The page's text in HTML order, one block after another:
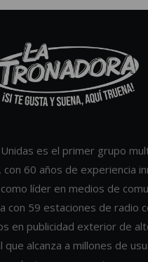
es el primer grupo
con 60 años de experiencia
líder en medios de
con 59 estaciones de radio
en publicidad exterior de
que alcanza a millones de